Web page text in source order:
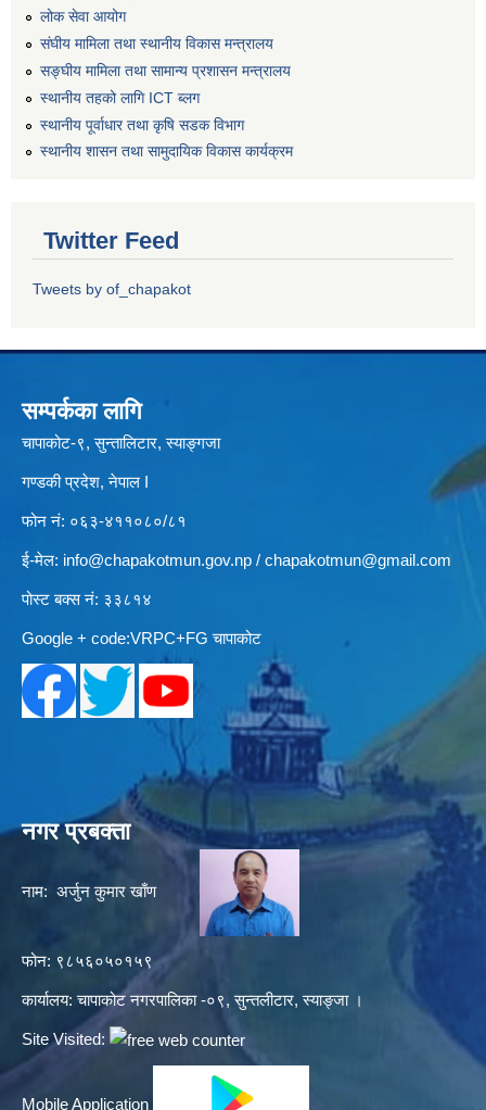
लोक सेवा आयोग
संघीय मामिला तथा स्थानीय विकास मन्त्रालय
सङ्घीय मामिला तथा सामान्य प्रशासन मन्त्रालय
स्थानीय तहको लागि ICT ब्लग
स्थानीय पूर्वाधार तथा कृषि सडक विभाग
स्थानीय शासन तथा सामुदायिक विकास कार्यक्रम
Twitter Feed
Tweets by of_chapakot
सम्पर्कका लागि
चापाकोट-९, सुन्तालिटार, स्याङ्गजा
गण्डकी प्रदेश, नेपाल I
फोन नं: ०६३-४११०८०/८१
ई-मेल: info@chapakotmun.gov.np / chapakotmun@gmail.com
पोस्ट बक्स नं: ३३८१४
Google + code:VRPC+FG चापाकोट
नगर प्रबक्ता
नाम: अर्जुन कुमार खाँण
फोन: ९८५६०५०१५९
कार्यालय: चापाकोट नगरपालिका -०९, सुन्तलीटार, स्याङ्जा ।
Site Visited:
Mobile Application